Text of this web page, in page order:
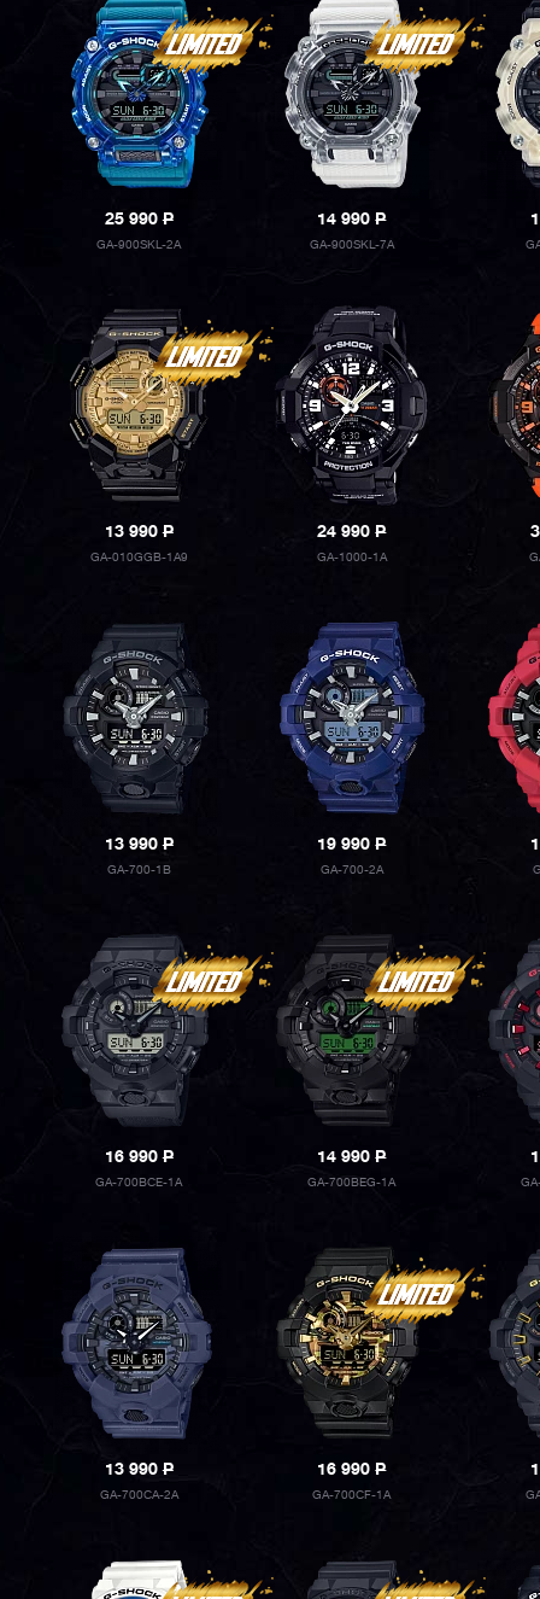
25 990P
GA-900SKL-2A
14 990P
GA-900SKL-7A
13 990P
GA-010GGB-1A9
24 990P
GA-1000-1A
13 990P
GA-700-1B
19 990P
GA-700-2A
16 990P
GA-700BCE-1A
14 990P
GA-700BEG-1A
13 990P
GA-700CA-2A
16 990P
GA-700CF-1A